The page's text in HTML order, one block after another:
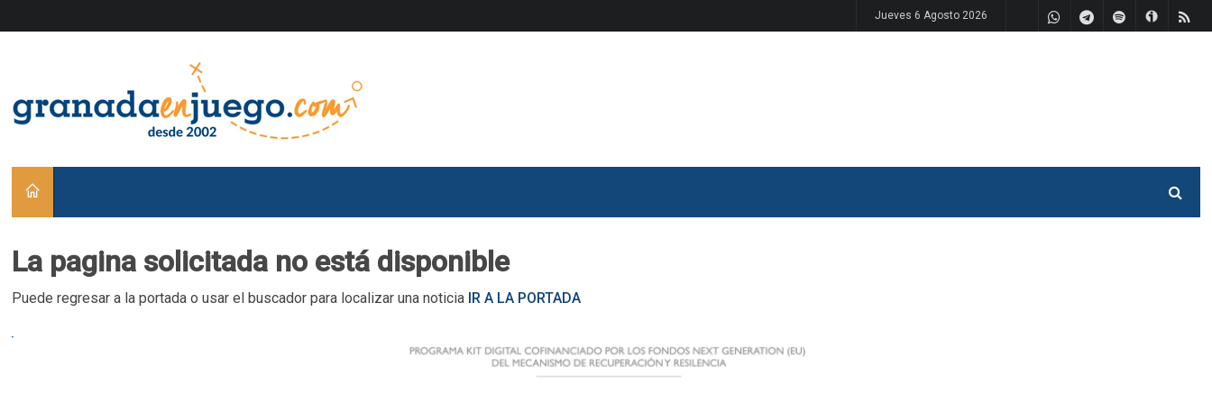
Jueves 6 Agosto 2026
La pagina solicitada no está disponible
Puede regresar a la portada o usar el buscador para localizar una noticia IR A LA PORTADA